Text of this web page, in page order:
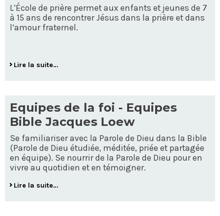
L’École de prière permet aux enfants et jeunes de 7
à 15 ans de rencontrer Jésus dans la prière et dans
l’amour fraternel.
Lire la suite…
Equipes de la foi - Equipes
Bible Jacques Loew
Se familiariser avec la Parole de Dieu dans la Bible
(Parole de Dieu étudiée, méditée, priée et partagée
en équipe). Se nourrir de la Parole de Dieu pour en
vivre au quotidien et en témoigner.
Lire la suite…